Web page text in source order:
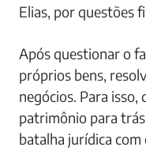
Elias, por questões
Após questionar o
próprios bens,
negócios. Para isso,
patrimônio para
batalha jurídica com